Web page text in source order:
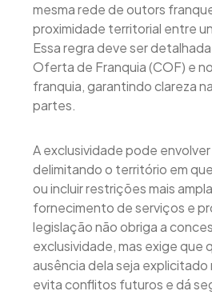
mesma rede de outors
proximidade territorial entre
Essa regra deve ser
Oferta de Franquia (COF) e
franquia, garantindo clareza
partes.
A exclusividade pode
delimitando o território em
ou incluir restrições mais
fornecimento de serviços e
legislação não obriga a
exclusividade, mas exige que
ausência dela seja
evita conflitos futuros e dá